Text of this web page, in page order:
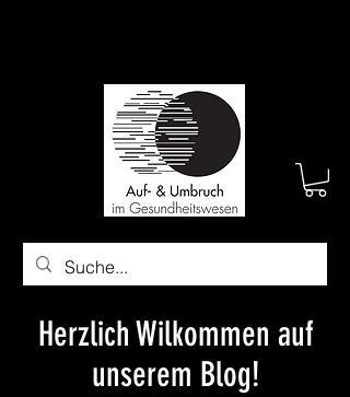
Herzlich Wilkommen auf
unserem Blog!